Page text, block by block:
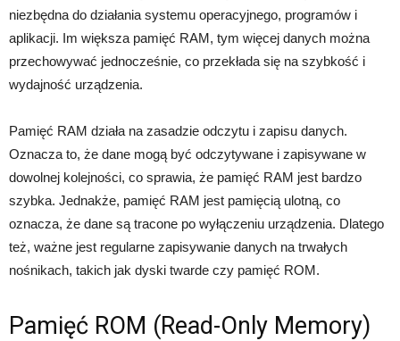
niezbędna do działania systemu operacyjnego, programów i
aplikacji. Im większa pamięć RAM, tym więcej danych można
przechowywać jednocześnie, co przekłada się na szybkość i
wydajność urządzenia.
Pamięć RAM działa na zasadzie odczytu i zapisu danych.
Oznacza to, że dane mogą być odczytywane i zapisywane w
dowolnej kolejności, co sprawia, że pamięć RAM jest bardzo
szybka. Jednakże, pamięć RAM jest pamięcią ulotną, co
oznacza, że dane są tracone po wyłączeniu urządzenia. Dlatego
też, ważne jest regularne zapisywanie danych na trwałych
nośnikach, takich jak dyski twarde czy pamięć ROM.
Pamięć ROM (Read-Only Memory)